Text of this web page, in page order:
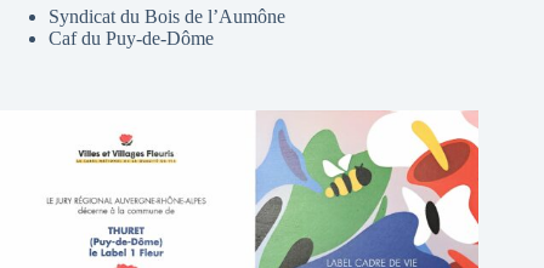
Syndicat du Bois de l’Aumône
Caf du Puy-de-Dôme